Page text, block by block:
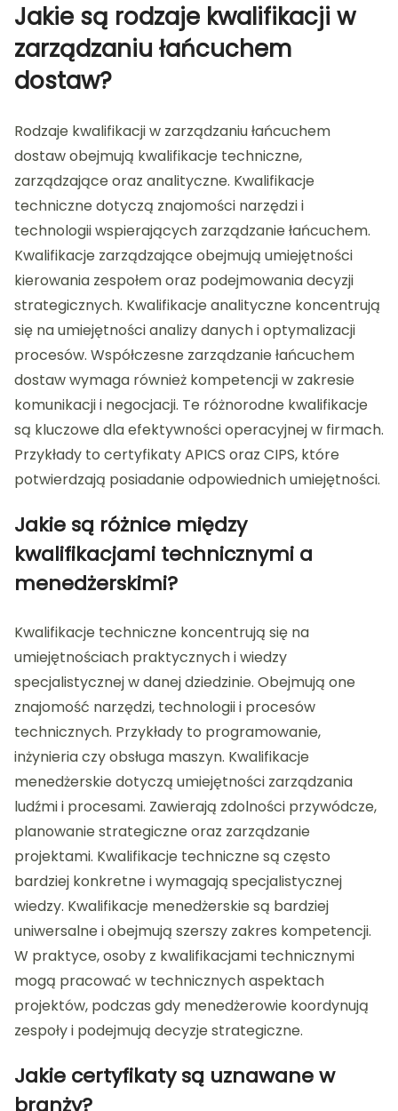
Jakie są rodzaje kwalifikacji w
zarządzaniu łańcuchem
dostaw?
Rodzaje kwalifikacji w zarządzaniu łańcuchem
dostaw obejmują kwalifikacje techniczne,
zarządzające oraz analityczne. Kwalifikacje
techniczne dotyczą znajomości narzędzi i
technologii wspierających zarządzanie łańcuchem.
Kwalifikacje zarządzające obejmują umiejętności
kierowania zespołem oraz podejmowania decyzji
strategicznych. Kwalifikacje analityczne koncentrują
się na umiejętności analizy danych i optymalizacji
procesów. Współczesne zarządzanie łańcuchem
dostaw wymaga również kompetencji w zakresie
komunikacji i negocjacji. Te różnorodne kwalifikacje
są kluczowe dla efektywności operacyjnej w firmach.
Przykłady to certyfikaty APICS oraz CIPS, które
potwierdzają posiadanie odpowiednich umiejętności.
Jakie są różnice między
kwalifikacjami technicznymi a
menedżerskimi?
Kwalifikacje techniczne koncentrują się na
umiejętnościach praktycznych i wiedzy
specjalistycznej w danej dziedzinie. Obejmują one
znajomość narzędzi, technologii i procesów
technicznych. Przykłady to programowanie,
inżynieria czy obsługa maszyn. Kwalifikacje
menedżerskie dotyczą umiejętności zarządzania
ludźmi i procesami. Zawierają zdolności przywódcze,
planowanie strategiczne oraz zarządzanie
projektami. Kwalifikacje techniczne są często
bardziej konkretne i wymagają specjalistycznej
wiedzy. Kwalifikacje menedżerskie są bardziej
uniwersalne i obejmują szerszy zakres kompetencji.
W praktyce, osoby z kwalifikacjami technicznymi
mogą pracować w technicznych aspektach
projektów, podczas gdy menedżerowie koordynują
zespoły i podejmują decyzje strategiczne.
Jakie certyfikaty są uznawane w